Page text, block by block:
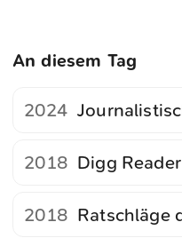
An diesem Tag
2024
2018 Digg
2018 Ratschläge